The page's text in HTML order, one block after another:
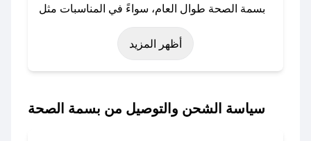
بسمة الصحة طوال العام، سواءً في المناسبات مثل
عيد الفطر، عيد الأضحى، الجمعة البيضاء (شهر
نوفمبر)، رمضان، اليوم الوطني، يوم التأسيس، أو
حتى عروض خاصة أخرى.
باستخدام تطبيق صحصح، يمكنك العثور بسهولة على
أظهر المزيد
سياسة الشحن والتوصيل من بسمة الصحة